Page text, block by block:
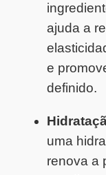
ajuda a
e
definido.
uma
renova a